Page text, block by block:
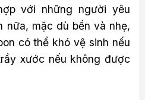
với những người yêu
nữa, mặc dù bền và nhẹ,
có thể khó vệ sinh nếu
xước nếu không được